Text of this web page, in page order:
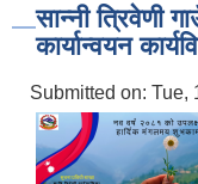
सान्नी त्रिवेणी
कार्यान्वयन
Submitted on: Tue,